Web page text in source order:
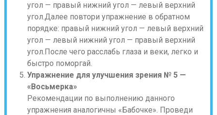
угол — правый нижний угол — левый верхний
угол.Далее повтори упражнение в обратном
порядке: правый нижний угол — левый верхний
угол — левый нижний угол — правый верхний
угол.После чего расслабь глаза и веки, легко и
быстро поморгай.
Упражнение для улучшения зрения № 5 —
«Восьмерка»
Рекомендации по выполнению данного
упражнения аналогичны «Бабочке». Проведи